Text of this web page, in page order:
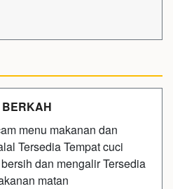
menu makanan dan
Tersedia Tempat cuci
dan mengalir Tersedia
matan